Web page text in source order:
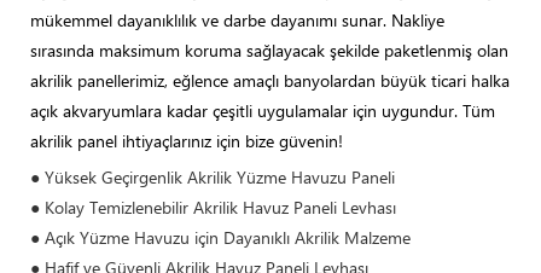
mükemmel dayanıklılık ve darbe dayanımı sunar. Nakliye
sırasında maksimum koruma sağlayacak şekilde paketlenmiş olan
akrilik panellerimiz, eğlence amaçlı banyolardan büyük ticari halka
açık akvaryumlara kadar çeşitli uygulamalar için uygundur. Tüm
akrilik panel ihtiyaçlarınız için bize güvenin!
● Yüksek Geçirgenlik Akrilik Yüzme Havuzu Paneli
● Kolay Temizlenebilir Akrilik Havuz Paneli Levhası
● Açık Yüzme Havuzu için Dayanıklı Akrilik Malzeme
● Hafif ve Güvenli Akrilik Havuz Paneli Levhası